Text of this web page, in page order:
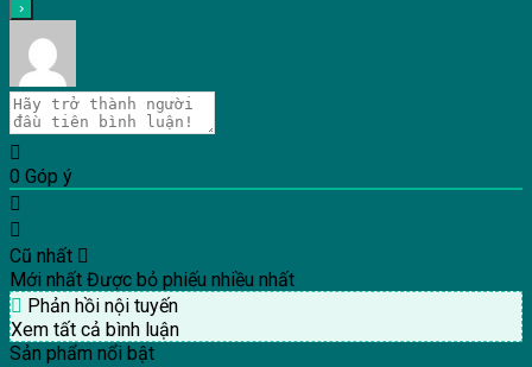
0 Góp ý
Cũ nhất
Mới nhất Được bỏ phiếu nhiều nhất
Phản hồi nội tuyến
Xem tất cả bình luận
Sản phẩm nổi bật